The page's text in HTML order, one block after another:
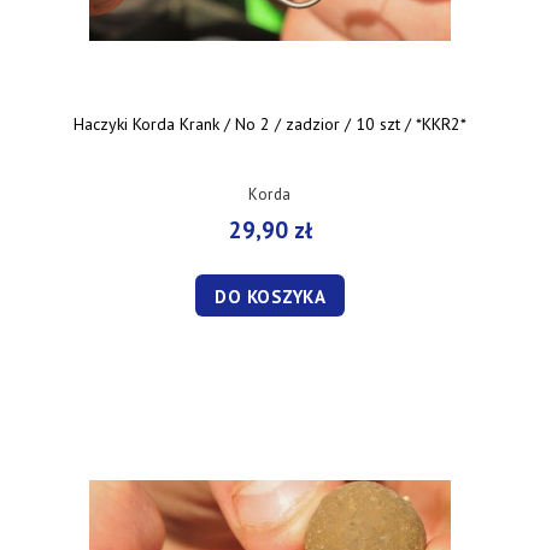
Haczyki Korda Krank / No 2 / zadzior / 10 szt / *KKR2*
Korda
29,90 zł
DO KOSZYKA